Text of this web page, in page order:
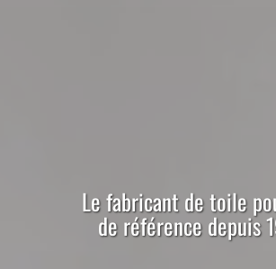
Lefabricantdetoile
de référence depuis